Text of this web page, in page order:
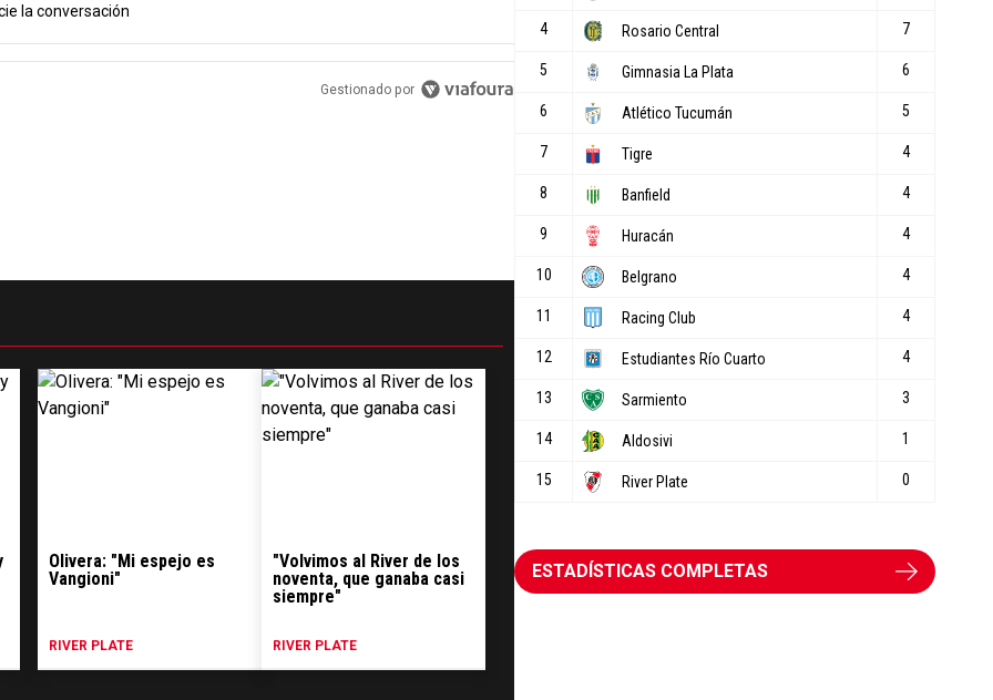
la conversación
Olivera: "Mi espejo es
Vangioni"
RIVER PLATE
"Volvimos al River de los
noventa, que ganaba casi
siempre"
RIVER PLATE
ESTADÍSTICAS COMPLETAS